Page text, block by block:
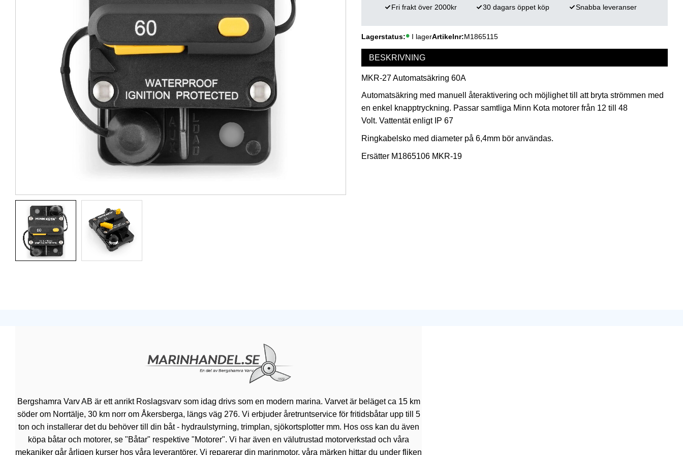
Lagerstatus I lagerArtikelnr M1865115
Fri frakt över 2000kr 30 dagars öppet köp Snabba leveranser
BESKRIVNING
MKR-27 Automatsäkring 60A
Automatsäkring med manuell återaktivering och möjlighet till att bryta strömmen med
en enkel knapptryckning. Passar samtliga Minn Kota motorer från 12 till 48
Volt. Vattentät enligt IP 67
Ringkabelsko med diameter på 6,4mm bör användas.
Ersätter M1865106 MKR-19
Bergshamra Varv AB är ett anrikt Roslagsvarv som idag drivs som en modern marina. Varvet är beläget ca 15 km
söder om Norrtälje, 30 km norr om Åkersberga, längs väg 276. Vi erbjuder åretruntservice för fritidsbåtar upp till 5
ton och installerar det du behöver till din båt - hydraulstyrning, trimplan, sjökortsplotter mm. Hos oss kan du även
köpa båtar och motorer, se "Båtar" respektive "Motorer". Vi har även en välutrustad motorverkstad och våra
mekaniker går årligen kurser hos våra leverantörer. Vi reparerar din marinmotor, våra märken hittar du under fliken